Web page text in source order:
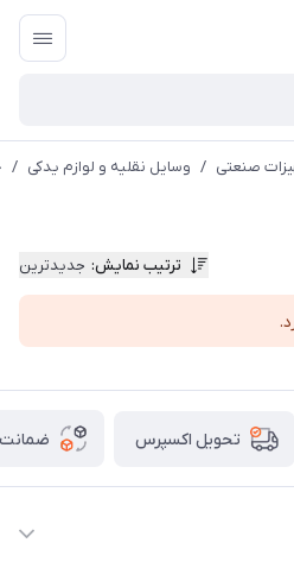
صنعتی / وسایل نقلیه و لوازم یدکی /
ترتیب نمایش: جدیدترین
تحویل اکسپرس ضمانت